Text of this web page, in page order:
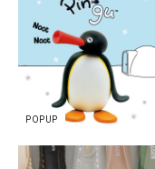
POPUP